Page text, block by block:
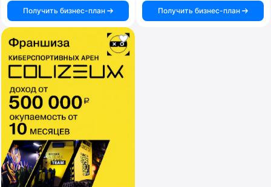
Получить бизнес-план
Получить бизнес-план